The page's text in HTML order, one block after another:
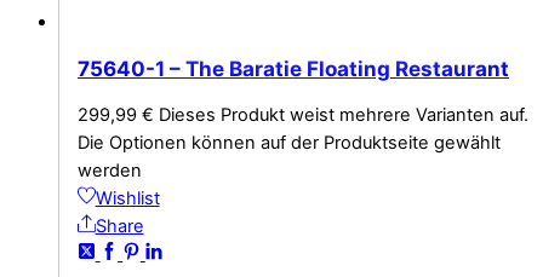
75640-1 – The Baratie Floating Restaurant
299,99 € Dieses Produkt weist mehrere Varianten auf.
Die Optionen können auf der Produktseite gewählt
werden
Wishlist
Share